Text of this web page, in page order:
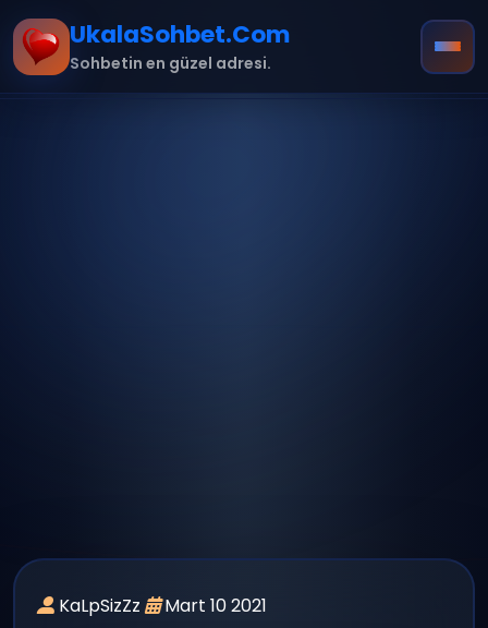
UkalaSohbet.Com
Sohbetin en güzel adresi.
yayın
KaLpSizZz
Mart 10 2021